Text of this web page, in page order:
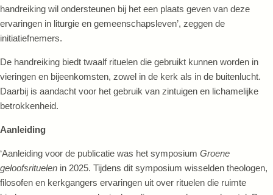
handreiking wil ondersteunen bij het een plaats geven van deze
ervaringen in liturgie en gemeenschapsleven’, zeggen de
initiatiefnemers.
De handreiking biedt twaalf rituelen die gebruikt kunnen worden in
vieringen en bijeenkomsten, zowel in de kerk als in de buitenlucht.
Daarbij is aandacht voor het gebruik van zintuigen en lichamelijke
betrokkenheid.
Aanleiding
‘Aanleiding voor de publicatie was het symposium Groene
geloofsrituelen in 2025. Tijdens dit symposium wisselden theologen,
filosofen en kerkgangers ervaringen uit over rituelen die ruimte